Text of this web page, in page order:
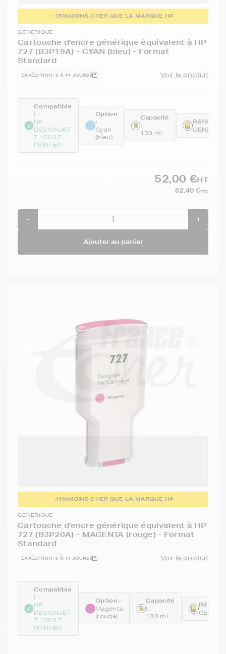
-35%MOINS CHER QUE LA MARQUE HP
GENERIQUE
Cartouche d'encre générique équivalent à HP
727 (B3P19A) - CYAN (bleu) - Format
Standard
EXPÉDITION : 6 À 14 JOURS Voir le produit
Compatible
:
HP
DESIGNJET
T 1500 E
PRINTER
Option
:
Cyan
(bleu)
Capacité
:
130 ml
52,00 €HT
62,40 €TTC
- +
Ajouter au panier
-41%MOINS CHER QUE LA MARQUE HP
GENERIQUE
Cartouche d'encre générique équivalent à HP
727 (B3P20A) - MAGENTA (rouge) - Format
Standard
EXPÉDITION : 6 À 14 JOURS Voir le produit
Compatible
:
HP
DESIGNJET
T 1500 E
PRINTER
Option :
Magenta
(rouge)
Capacité
:
130 ml